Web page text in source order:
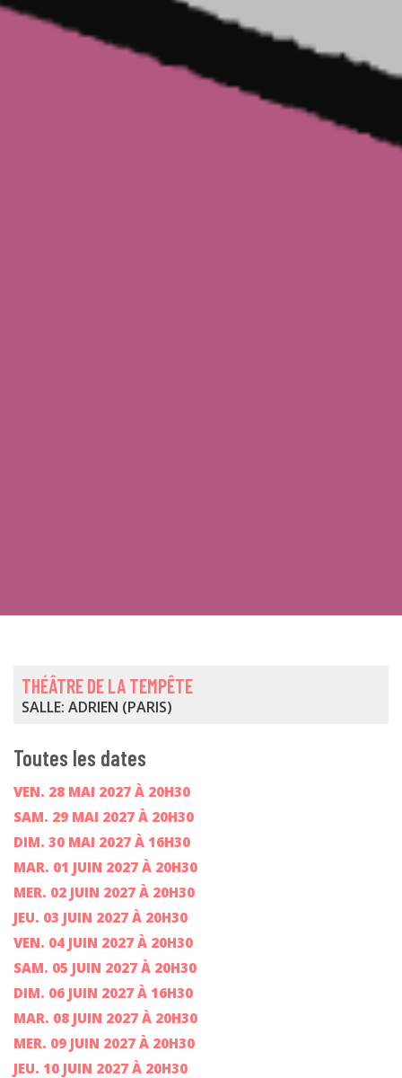
THÉÂTRE DE LA TEMPÊTE
SALLE: ADRIEN (PARIS)
Toutes les dates
VEN. 28 MAI 2027 À 20H30
SAM. 29 MAI 2027 À 20H30
DIM. 30 MAI 2027 À 16H30
MAR. 01 JUIN 2027 À 20H30
MER. 02 JUIN 2027 À 20H30
JEU. 03 JUIN 2027 À 20H30
VEN. 04 JUIN 2027 À 20H30
SAM. 05 JUIN 2027 À 20H30
DIM. 06 JUIN 2027 À 16H30
MAR. 08 JUIN 2027 À 20H30
MER. 09 JUIN 2027 À 20H30
JEU. 10 JUIN 2027 À 20H30